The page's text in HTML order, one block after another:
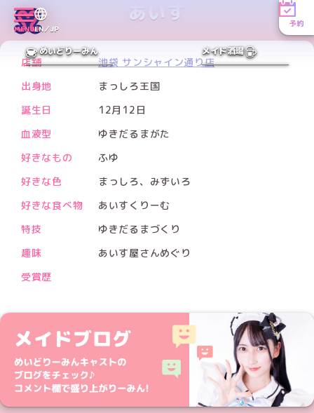
MENUEN／JP
予約
めいどりーみん メイド酒場
あいす
PREV
NEXT
店舗
池袋 サンシャイン通り店
出身地
まっしろ王国
誕生日
12月12日
血液型
ゆきだるまがた
好きなもの
ふゆ
好きな色
まっしろ、みずいろ
好きな食べ物
あいすくりーむ
特技
ゆきだるまづくり
趣味
あいす屋さんめぐり
受賞歴